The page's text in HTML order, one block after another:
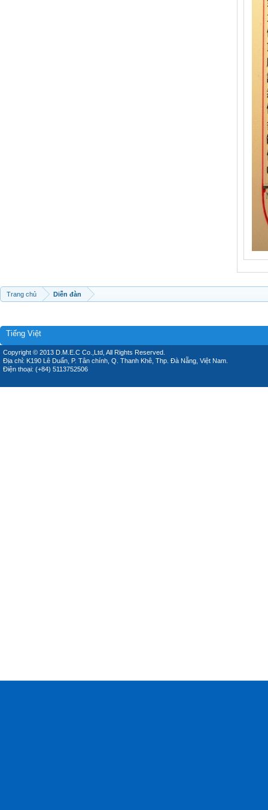
Trang chủ Diễn đàn
Tiếng Việt
Copyright © 2013 D.M.E.C Co.,Ltd, All Rights Reserved.
Địa chỉ: K190 Lê Duẩn, P. Tân chính, Q. Thanh Khê, Thp. Đà Nẵng, Việt Nam.
Điện thoại: (+84) 5113752506